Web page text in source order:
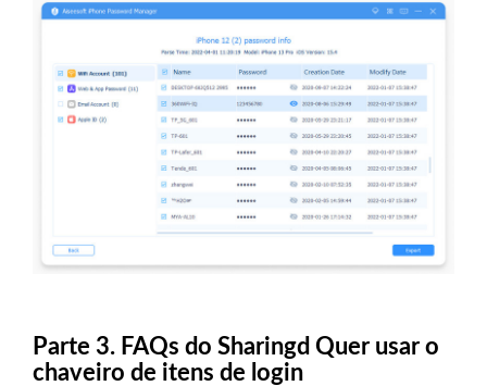
Parte 3. FAQs do Sharingd Quer usar o
chaveiro de itens de login